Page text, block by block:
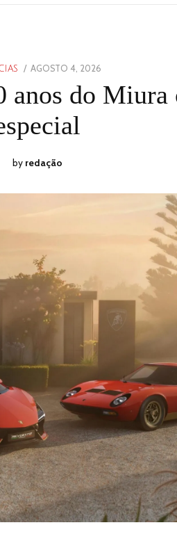
POSTED
AGOSTO 4, 2026
3,
2026
anos do Miura
by redação